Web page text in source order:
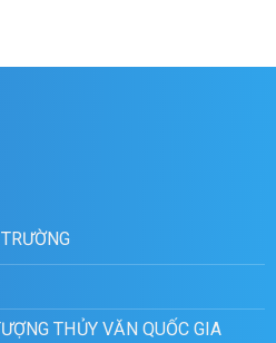
sông
THỦY VĂN QUỐC GIA